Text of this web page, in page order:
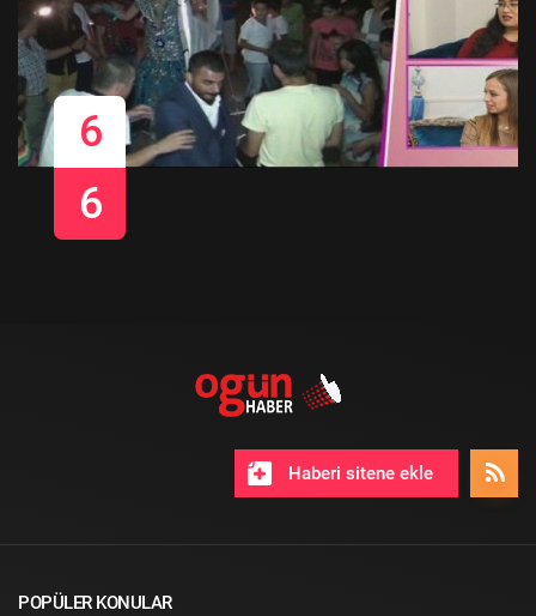
6
6
Haberi sitene ekle
POPÜLER KONULAR